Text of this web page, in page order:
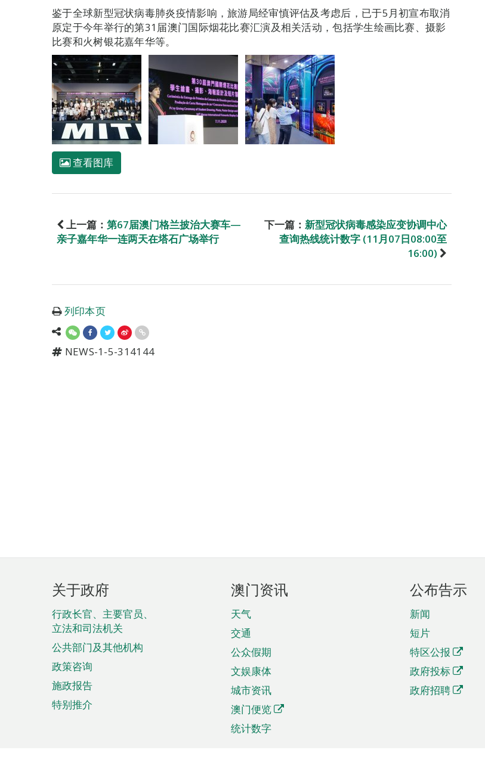
鉴于全球新型冠状病毒肺炎疫情影响，旅游局经审慎评估及考虑后，已于5月初宣布取消
原定于今年举行的第31届澳门国际烟花比赛汇演及相关活动，包括学生绘画比赛、摄影
比赛和火树银花嘉年华等。
查看图库
上一篇： 第67届澳门格兰披治大赛车—
亲子嘉年华一连两天在塔石广场举行
下一篇： 新型冠状病毒感染应变协调中心
查询热线统计数字 (11月07日08:00至
16:00)
列印本页
NEWS-1-5-314144
页
脚
菜
单
关于政府
行政长官、主要官员、
立法和司法机关
公共部门及其他机构
政策咨询
施政报告
特别推介
澳门资讯
天气
交通
公众假期
文娱康体
城市资讯
澳门便览
统计数字
公布告示
新闻
短片
特区公报
政府投标
政府招聘